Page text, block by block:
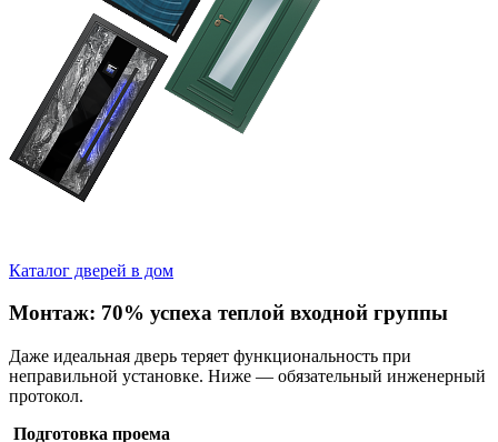
Каталог дверей в дом
Монтаж: 70% успеха теплой входной группы
Даже идеальная дверь теряет функциональность при
неправильной установке. Ниже — обязательный инженерный
протокол.
Подготовка проема